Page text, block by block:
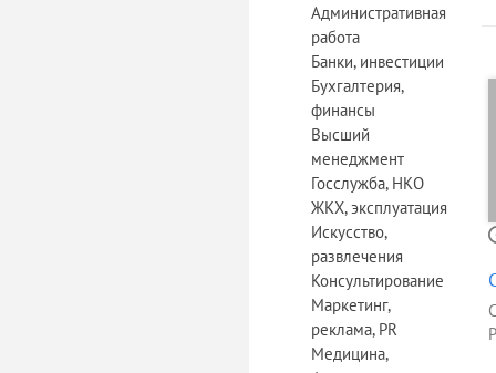
Административная
работа
Банки, инвестиции
Бухгалтерия,
финансы
Высший
менеджмент
Госслужба, НКО
ЖКХ, эксплуатация
Искусство,
развлечения
Консультирование
Маркетинг,
реклама, PR
Медицина,